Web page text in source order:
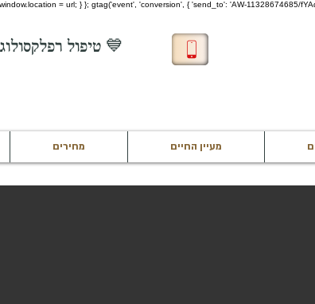
= url; } }; gtag('event', 'conversion', { 'send_to': 'AW-11328674685/
💙 טיפול רפלקסולוגיה חינם לחיילים בשירות 💙
מעיין החיים מחירים